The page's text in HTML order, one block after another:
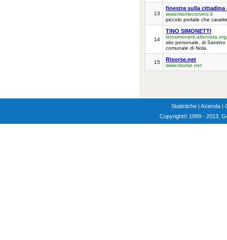
13
finestra sulla cittadina
www.montecorvino.it
piccolo portale che
14
TINO SIMONETTI
sito personale, di
comunale di Nola.
15 Risorse.net
www.risorse.net
Statistiche | Azienda |
Copyright© 1999 - 2013,